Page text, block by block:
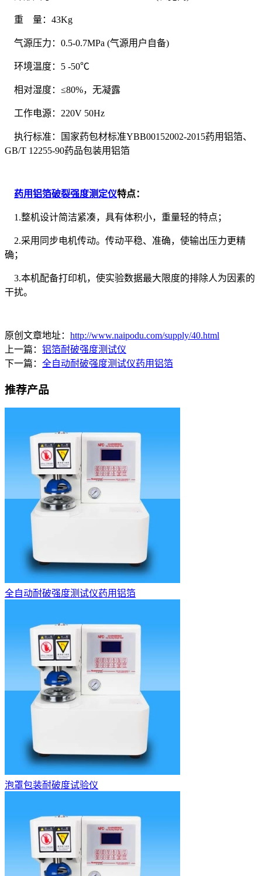
重 量：43Kg
气源压力：0.5-0.7MPa (气源用户自备)
环境温度：5 -50℃
相对湿度：≤80%，无凝露
工作电源：220V 50Hz
执行标准：国家药包材标准YBB00152002-2015药用铝箔、
GB/T 12255-90药品包装用铝箔
药用铝箔破裂强度测定仪特点：
1.整机设计简洁紧凑，具有体积小，重量轻的特点；
2.采用同步电机传动。传动平稳、准确，使输出压力更精
确；
3.本机配备打印机，使实验数据最大限度的排除人为因素的
干扰。
原创文章地址： http://www.naipodu.com/supply/40.html
上一篇： 铝箔耐破强度测试仪
下一篇： 全自动耐破强度测试仪药用铝箔
推荐产品
全自动耐破强度测试仪药用铝箔
泡罩包装耐破度试验仪